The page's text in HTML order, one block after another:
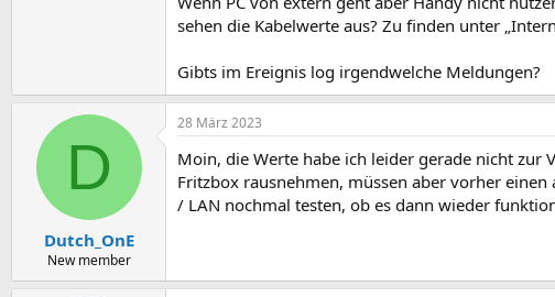
sehen die Kabelwerte aus? Zu finden unter
Gibts im Ereignis log irgendwelche Meldungen?
D
Dutch_OnE
New member
28 März 2023
Moin, die Werte habe ich leider gerade nicht
Fritzbox rausnehmen, müssen aber vorher
/ LAN nochmal testen, ob es dann wieder